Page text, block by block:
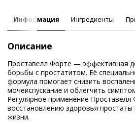
Информация Ингредиенты
Описание
Проставелл Форте — эффективная
борьбы с простатитом. Её
формула помогает снизить
мочеиспускание и облегчить
Регулярное применение Проставелл
восстановлению здоровья
жизни.